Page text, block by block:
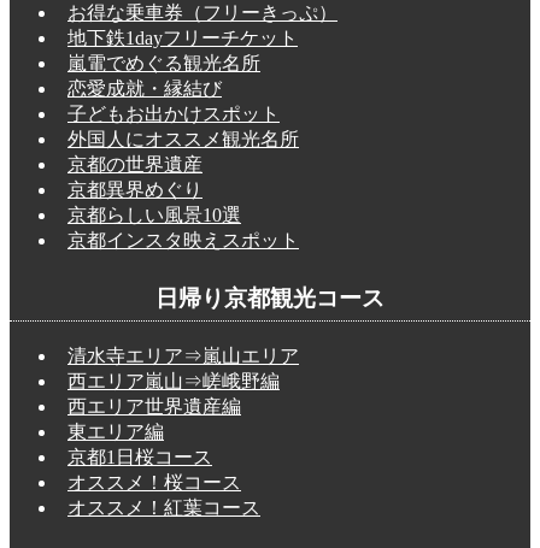
お得な乗車券（フリーきっぷ）
地下鉄1dayフリーチケット
嵐電でめぐる観光名所
恋愛成就・縁結び
子どもお出かけスポット
外国人にオススメ観光名所
京都の世界遺産
京都異界めぐり
京都らしい風景10選
京都インスタ映えスポット
日帰り京都観光コース
清水寺エリア⇒嵐山エリア
西エリア嵐山⇒嵯峨野編
西エリア世界遺産編
東エリア編
京都1日桜コース
オススメ！桜コース
オススメ！紅葉コース